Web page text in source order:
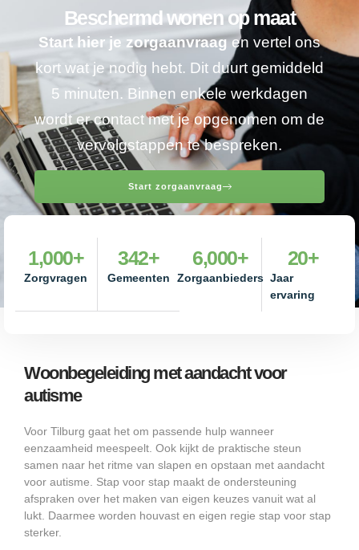
Beschermd wonen op maat
Start hier je zorgaanvraagen vertel ons
kort wat je nodig hebt. Dit duurt gemiddeld
5 minuten. Binnen enkele werkdagen
wordt er contact met je opgenomen om de
vervolgstappen te bespreken.
Start zorgaanvraag
Zorgvragen
1,000+
Gemeenten
342+
Zorgaanbieders
6,000+
Jaar
ervaring
20+
Woonbegeleiding met aandacht voor
autisme
Voor Tilburg gaat het om passende hulp wanneer
eenzaamheid meespeelt. Ook kijkt de praktische steun
samen naar het ritme van slapen en opstaan met aandacht
voor autisme. Stap voor stap maakt de ondersteuning
afspraken over het maken van eigen keuzes vanuit wat al
lukt. Daarmee worden houvast en eigen regie stap voor stap
sterker.